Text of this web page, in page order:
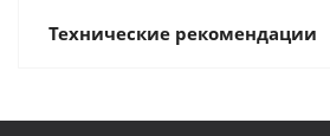
Технические рекомендации